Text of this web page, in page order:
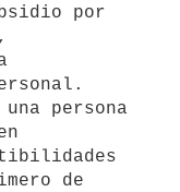
por
de